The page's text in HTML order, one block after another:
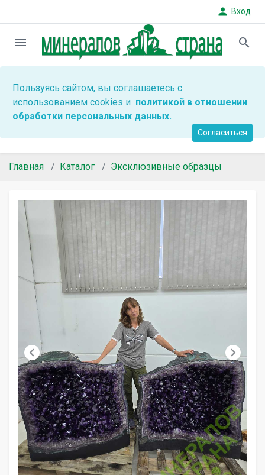
person Вход
menu search
Пользуясь сайтом, вы соглашаетесь с
использованием cookies и политикой в отношении
обработки персональных данных.
Согласиться
Главная Каталог Эксклюзивные образцы
chevron_left chevron_right